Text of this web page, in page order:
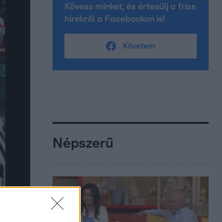
Kövess minket, és értesülj a friss
hírekről a Facebookon is!
Követem
Népszerű